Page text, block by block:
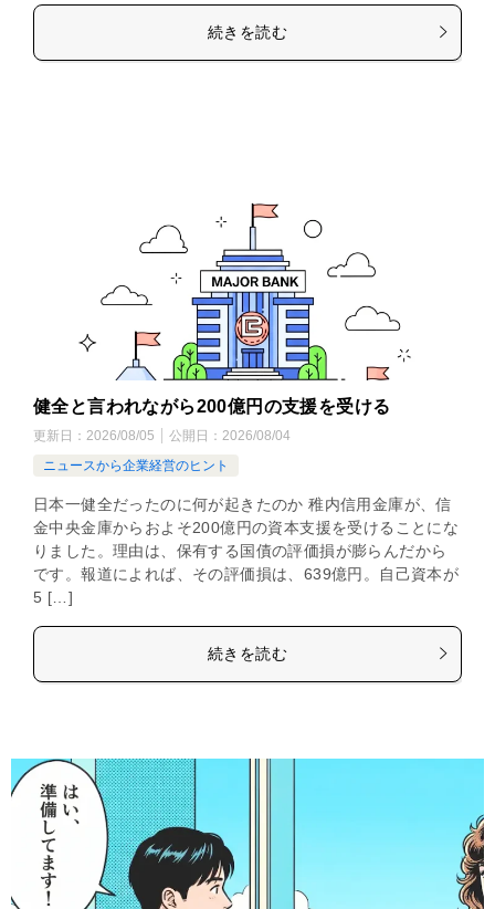
続きを読む
健全と言われながら200億円の支援を受ける
更新日： 2026/08/05 公開日： 2026/08/04
ニュースから企業経営のヒント
日本一健全だったのに何が起きたのか 稚内信用金庫が、信
金中央金庫からおよそ200億円の資本支援を受けることにな
りました。理由は、保有する国債の評価損が膨らんだから
です。報道によれば、その評価損は、639億円。自己資本が
5 […]
続きを読む